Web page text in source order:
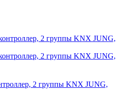
2 группы KNX JUNG,